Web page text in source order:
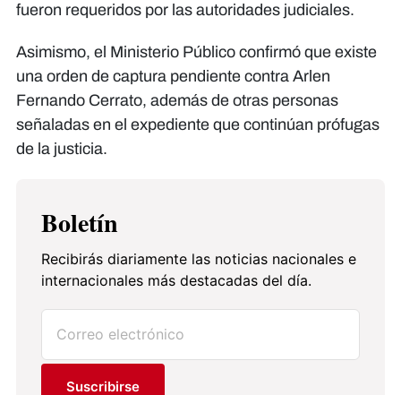
fueron requeridos por las autoridades judiciales.
Asimismo, el Ministerio Público confirmó que existe
una orden de captura pendiente contra Arlen
Fernando Cerrato, además de otras personas
señaladas en el expediente que continúan prófugas
de la justicia.
Boletín
Recibirás diariamente las noticias nacionales e
internacionales más destacadas del día.
Suscribirse